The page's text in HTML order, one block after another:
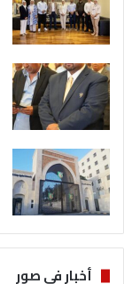
أخبار في صور